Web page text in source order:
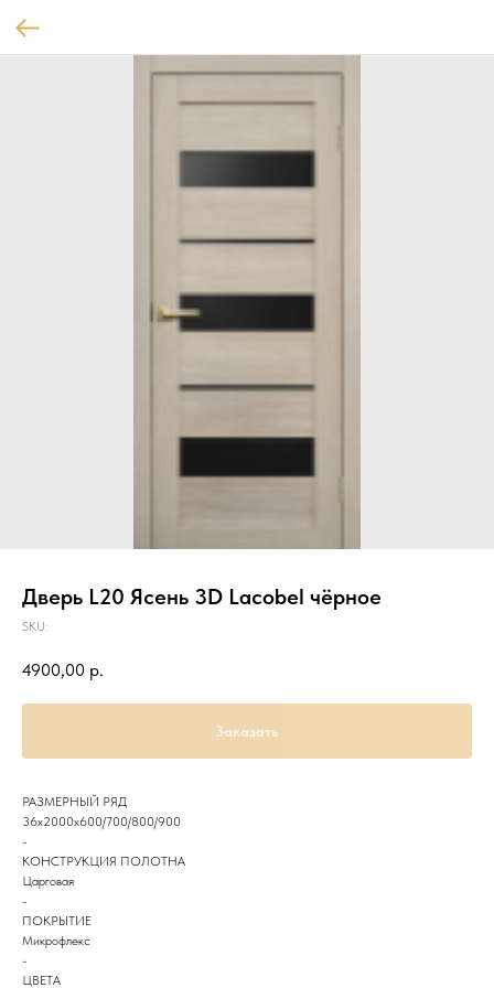
Дверь L20 Ясень 3D Lacobel чёрное
SKU:
4900,00 р.
Заказать
РАЗМЕРНЫЙ РЯД
36х2000х600/700/800/900
-
КОНСТРУКЦИЯ ПОЛОТНА
Царговая
-
ПОКРЫТИЕ
Микрофлекс
-
ЦВЕТА